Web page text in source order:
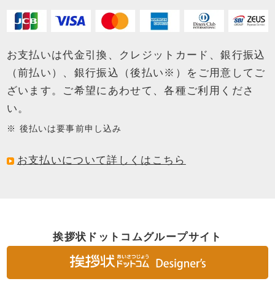
お支払いは代金引換、クレジットカード、銀行振込
（前払い）、銀行振込（後払い※）を ご用意してご
ざいます。ご希望にあわせて、各種ご利用くださ
い。
後払いは要事前申し込み
お支払いについて詳しくはこちら
挨拶状ドットコムグループサイト